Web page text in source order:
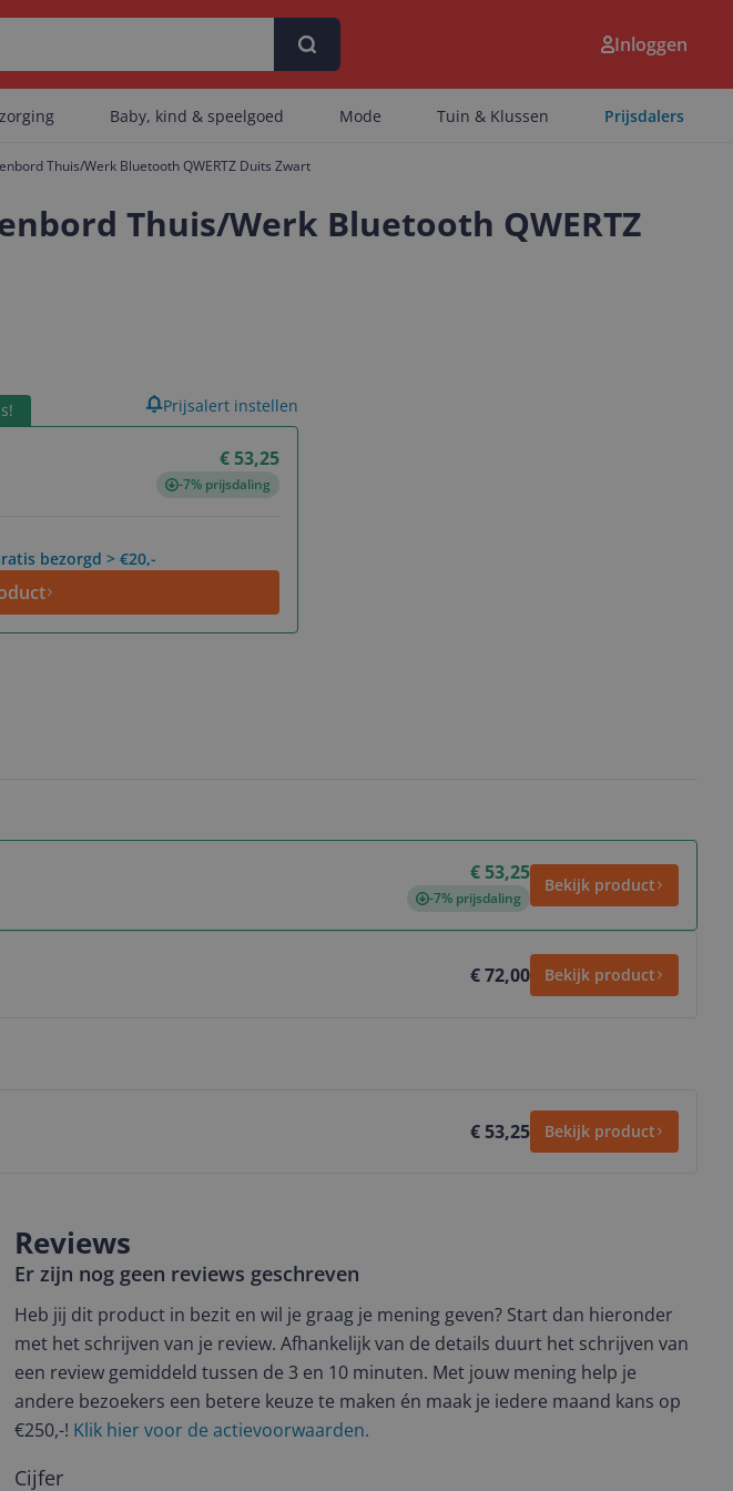
gevonden.
Inloggen
Baby, kind & speelgoed Mode Tuin & Klussen Prijsdalers
Thuis/Werk Bluetooth QWERTZ Duits Zwart
Thuis/Werk Bluetooth QWERTZ
€ 53,25
-7% prijsdaling
bezorgd > €20,-
Prijsalert instellen
€ 53,25
-7% prijsdaling
Bekijk product
€ 72,00 Bekijk product
€ 53,25 Bekijk product
Reviews
Er zijn nog geen reviews geschreven
Heb jij dit product in bezit en wil je graag je mening geven? Start dan hieronder
met het schrijven van je review. Afhankelijk van de details duurt het schrijven van
een review gemiddeld tussen de 3 en 10 minuten. Met jouw mening help je
andere bezoekers een betere keuze te maken én maak je iedere maand kans op
€250,-! Klik hier voor de actievoorwaarden.
Cijfer